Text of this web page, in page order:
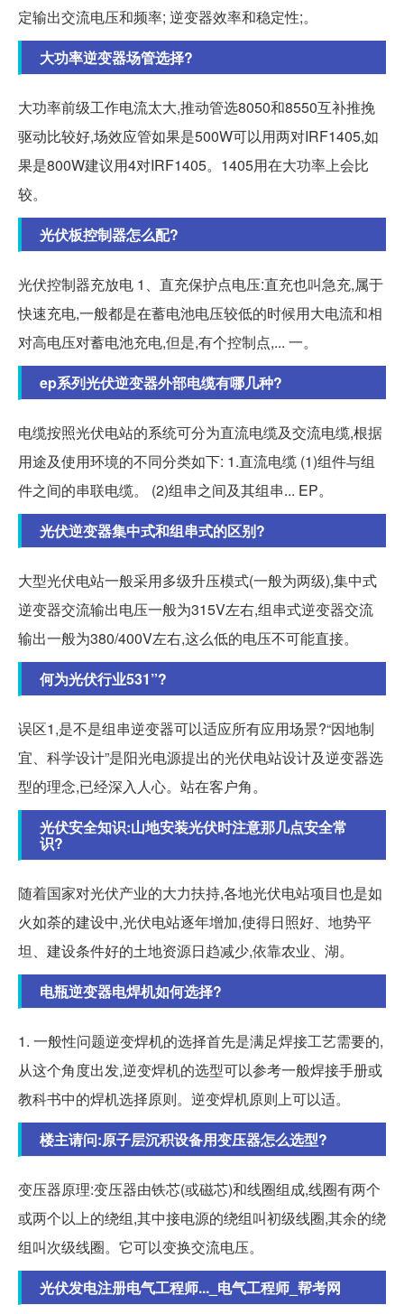
定输出交流电压和频率; 逆变器效率和稳定性;。
大功率逆变器场管选择?
大功率前级工作电流太大,推动管选8050和8550互补推挽
驱动比较好,场效应管如果是500W可以用两对IRF1405,如
果是800W建议用4对IRF1405。1405用在大功率上会比
较。
光伏板控制器怎么配?
光伏控制器充放电 1、直充保护点电压:直充也叫急充,属于
快速充电,一般都是在蓄电池电压较低的时候用大电流和相
对高电压对蓄电池充电,但是,有个控制点,... 一。
ep系列光伏逆变器外部电缆有哪几种?
电缆按照光伏电站的系统可分为直流电缆及交流电缆,根据
用途及使用环境的不同分类如下: 1.直流电缆 (1)组件与组
件之间的串联电缆。 (2)组串之间及其组串... EP。
光伏逆变器集中式和组串式的区别?
大型光伏电站一般采用多级升压模式(一般为两级),集中式
逆变器交流输出电压一般为315V左右,组串式逆变器交流
输出一般为380/400V左右,这么低的电压不可能直接。
何为光伏行业531”?
误区1,是不是组串逆变器可以适应所有应用场景?“因地制
宜、科学设计”是阳光电源提出的光伏电站设计及逆变器选
型的理念,已经深入人心。站在客户角。
光伏安全知识:山地安装光伏时注意那几点安全常
识?
随着国家对光伏产业的大力扶持,各地光伏电站项目也是如
火如荼的建设中,光伏电站逐年增加,使得日照好、地势平
坦、建设条件好的土地资源日趋减少,依靠农业、湖。
电瓶逆变器电焊机如何选择?
1. 一般性问题逆变焊机的选择首先是满足焊接工艺需要的,
从这个角度出发,逆变焊机的选型可以参考一般焊接手册或
教科书中的焊机选择原则。逆变焊机原则上可以适。
楼主请问:原子层沉积设备用变压器怎么选型?
变压器原理:变压器由铁芯(或磁芯)和线圈组成,线圈有两个
或两个以上的绕组,其中接电源的绕组叫初级线圈,其余的绕
组叫次级线圈。它可以变换交流电压。
光伏发电注册电气工程师..._电气工程师_帮考网